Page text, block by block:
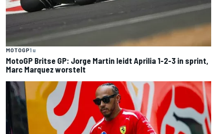
MOTOGP1 u
MotoGP Britse GP: Jorge Martin leidt Aprilia 1-2-3 in sprint,
Marc Marquez worstelt